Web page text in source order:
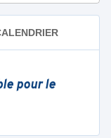
pour le